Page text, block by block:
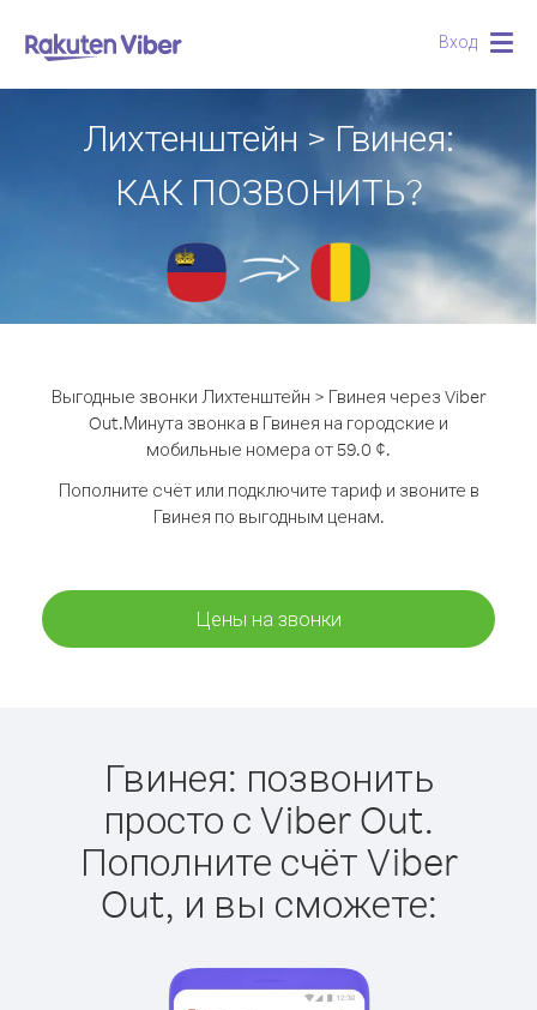
Вход
Лихтенштейн > Гвинея:
КАК ПОЗВОНИТЬ?
Выгодные звонки Лихтенштейн > Гвинея через Viber
Out.Минута звонка в Гвинея на городские и
мобильные номера от 59.0 ¢.
Пополните счёт или подключите тариф и звоните в
Гвинея по выгодным ценам.
Цены на звонки
Гвинея: позвонить
просто с Viber Out.
Пополните счёт Viber
Out, и вы сможете: